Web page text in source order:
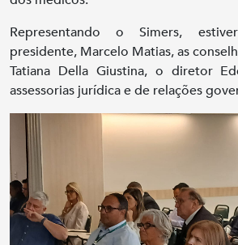
Representando o Simers,
presidente, Marcelo Matias, as
Tatiana Della Giustina, o diretor
assessorias jurídica e de relações